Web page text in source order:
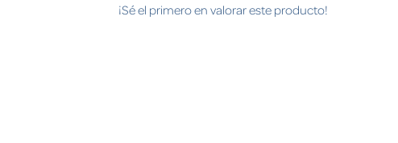
¡Sé el primero en valorar este producto!